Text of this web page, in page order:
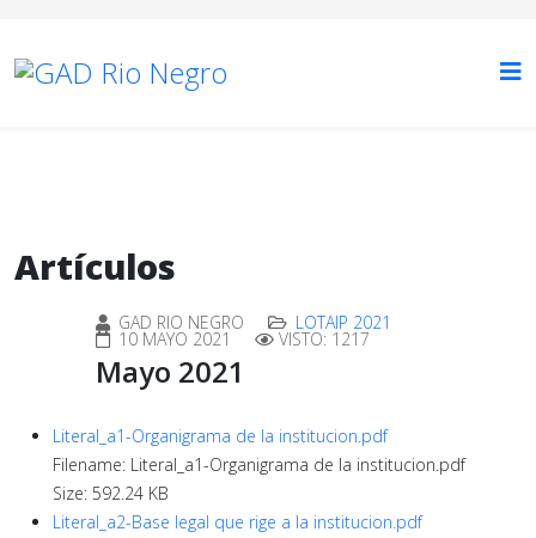
Artículos
GAD RIO NEGRO LOTAIP 2021
10 MAYO 2021 VISTO: 1217
Mayo 2021
Literal_a1-Organigrama de la institucion.pdf
Filename: Literal_a1-Organigrama de la institucion.pdf
Size: 592.24 KB
Literal_a2-Base legal que rige a la institucion.pdf